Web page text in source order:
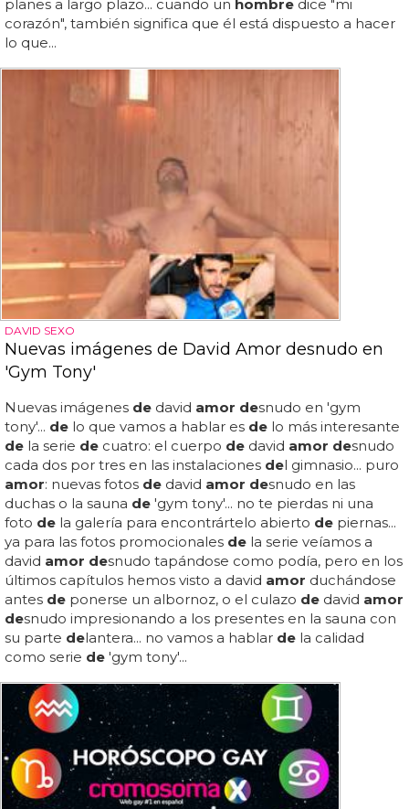
planes a largo plazo... cuando un hombre dice "mi
corazón", también significa que él está dispuesto a hacer
lo que...
DAVID SEXO
Nuevas imágenes de David Amor desnudo en
'Gym Tony'
Nuevas imágenes de david amor desnudo en 'gym
tony'... de lo que vamos a hablar es de lo más interesante
de la serie de cuatro: el cuerpo de david amor desnudo
cada dos por tres en las instalaciones del gimnasio... puro
amor: nuevas fotos de david amor desnudo en las
duchas o la sauna de 'gym tony'... no te pierdas ni una
foto de la galería para encontrártelo abierto de piernas...
ya para las fotos promocionales de la serie veíamos a
david amor desnudo tapándose como podía, pero en los
últimos capítulos hemos visto a david amor duchándose
antes de ponerse un albornoz, o el culazo de david amor
desnudo impresionando a los presentes en la sauna con
su parte delantera... no vamos a hablar de la calidad
como serie de 'gym tony'...